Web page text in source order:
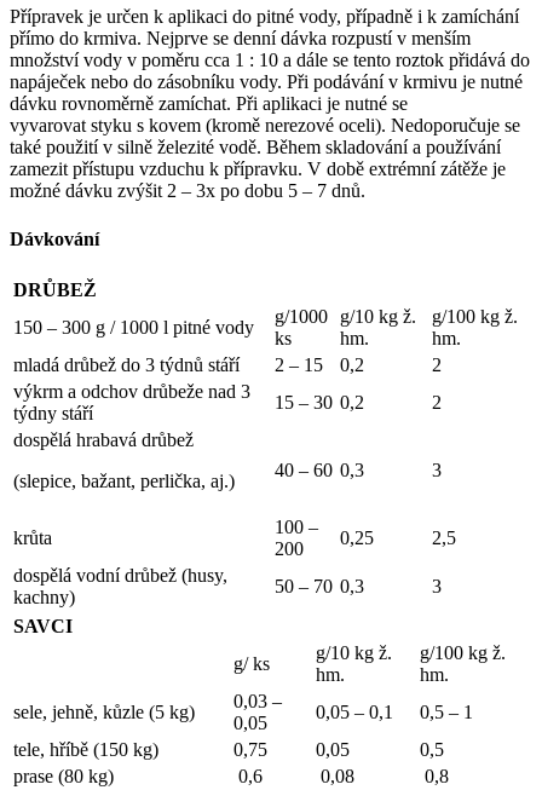
Přípravek je určen k aplikaci do pitné vody, případně i k zamíchání
přímo do krmiva. Nejprve se denní dávka rozpustí v menším
množství vody v poměru cca 1 : 10 a dále se tento roztok přidává do
napáječek nebo do zásobníku vody. Při podávání v krmivu je nutné
dávku rovnoměrně zamíchat. Při aplikaci je nutné se
vyvarovat styku s kovem (kromě nerezové oceli). Nedoporučuje se
také použití v silně železité vodě. Během skladování a používání
zamezit přístupu vzduchu k přípravku. V době extrémní zátěže je
možné dávku zvýšit 2 – 3x po dobu 5 – 7 dnů.
Dávkování
DRŮBEŽ
150 – 300 g / 1000 l pitné vody
g/1000
ks
g/10 kg ž.
hm.
g/100 kg ž.
hm.
mladá drůbež do 3 týdnů stáří
2 – 15 0,2
2
výkrm a odchov drůbeže nad 3
týdny stáří
15 – 30 0,2
2
dospělá hrabavá drůbež
(slepice, bažant, perlička, aj.)
40 – 60 0,3 3
krůta
100 –
200
0,25
2,5
dospělá vodní drůbež (husy,
kachny)
50 – 70 0,3
3
SAVCI
g/ ks
g/10 kg ž.
hm.
g/100 kg ž.
hm.
sele, jehně, kůzle (5 kg)
0,03 –
0,05
0,05 – 0,1
0,5 – 1
tele, hříbě (150 kg)
0,75 0,05
0,5
prase (80 kg)
0,6 0,08
0,8